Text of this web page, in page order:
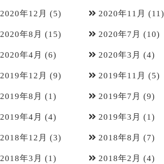
2020年12月 (5) 2020年11月 (11)
2020年8月 (15) 2020年7月 (10)
2020年4月 (6) 2020年3月 (4)
2019年12月 (9) 2019年11月 (5)
2019年8月 (1) 2019年7月 (9)
2019年4月 (4) 2019年3月 (1)
2018年12月 (3) 2018年8月 (7)
2018年3月 (1) 2018年2月 (4)